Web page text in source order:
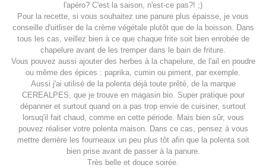
l'apéro? C'est la saison, n'est-ce pas?! ;)
Pour la recette, si vous souhaitez une panure plus épaisse, je vous
conseille d'uitliser de la crème végétale plutôt que de la boisson. Dans
tous les cas, veillez bien à ce que chaque frite soit bien enrobée de
chapelure avant de les tremper dans le bain de friture.
Vous pouvez aussi ajouter des herbes à la chapelure, de l'ail en poudre
ou même des épices : paprika, cumin ou piment, par exemple.
Aussi j'ai utilisé de la polenta déjà toute prêté, de la marque
CEREALPES, que je trouve en magasin bio. Super pratique pour
dépanner et surtout quand on a pas trop envie de cuisiner, surtout
lorsuq'il fait chaud, comme en cette période. Mais bien sûr, vous
pouvez réaliser votre polenta maison. Dans ce cas, pensez à vous
mettre derrière les fourneaux un peu plus tôt afin que la polenta soit
bien prise avant de passer à la panure.
Très belle et douce soirée.